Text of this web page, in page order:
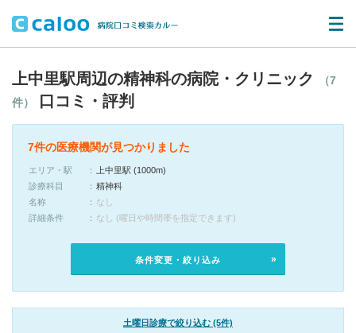
上中里駅周辺の精神科の病院・クリニック
（7
件）
口コミ・評判
7件の医療機関が見つかりました
エリア・駅
上中里駅 (1000m)
診療科目
精神科
名称
なし
詳細条件
なし (曜日や時間帯を指定できます)
条件変更・絞り込み
土曜日診療で絞り込む (5件)